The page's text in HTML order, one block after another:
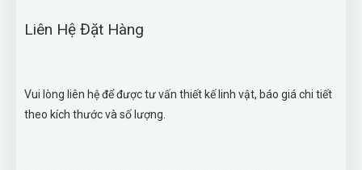
Liên Hệ Đặt Hàng
Vui lòng liên hệ để được tư vấn thiết kế linh vật, báo giá chi tiết
theo kích thước và số lượng.